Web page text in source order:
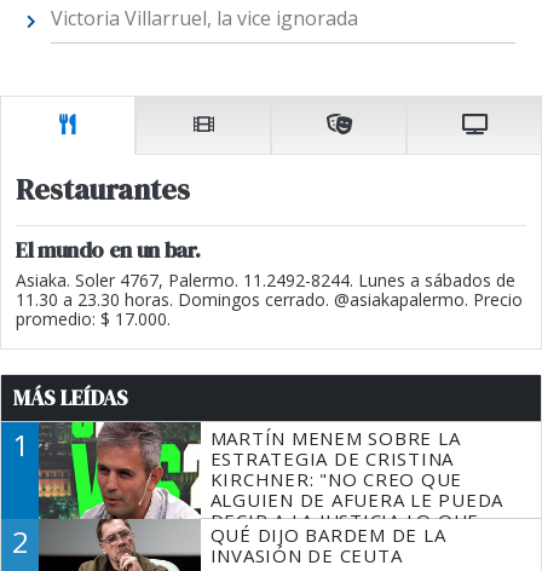
Victoria Villarruel, la vice ignorada
Restaurantes
El mundo en un bar.
Asiaka. Soler 4767, Palermo. 11.2492-8244. Lunes a sábados de
11.30 a 23.30 horas. Domingos cerrado. @asiakapalermo. Precio
promedio: $ 17.000.
MÁS LEÍDAS
1
MARTÍN MENEM SOBRE LA
ESTRATEGIA DE CRISTINA
KIRCHNER: "NO CREO QUE
ALGUIEN DE AFUERA LE PUEDA
DECIR A LA JUSTICIA LO QUE
TIENE QUE HACER"
2
QUÉ DIJO BARDEM DE LA
INVASIÓN DE CEUTA